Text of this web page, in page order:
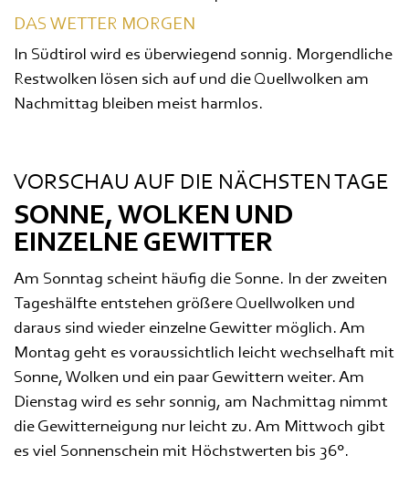
DAS WETTER MORGEN
In Südtirol wird es überwiegend sonnig. Morgendliche
Restwolken lösen sich auf und die Quellwolken am
Nachmittag bleiben meist harmlos.
VORSCHAU AUF DIE NÄCHSTEN TAGE
SONNE, WOLKEN UND
EINZELNE GEWITTER
Am Sonntag scheint häufig die Sonne. In der zweiten
Tageshälfte entstehen größere Quellwolken und
daraus sind wieder einzelne Gewitter möglich. Am
Montag geht es voraussichtlich leicht wechselhaft mit
Sonne, Wolken und ein paar Gewittern weiter. Am
Dienstag wird es sehr sonnig, am Nachmittag nimmt
die Gewitterneigung nur leicht zu. Am Mittwoch gibt
es viel Sonnenschein mit Höchstwerten bis 36°.